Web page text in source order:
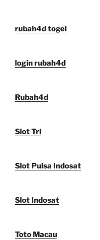
rubah4d togel
login rubah4d
Rubah4d
Slot Tri
Slot Pulsa Indosat
Slot Indosat
Toto Macau